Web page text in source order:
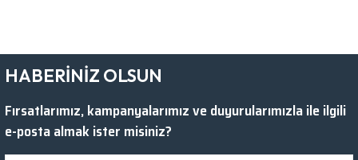
HABERİNİZ OLSUN
Fırsatlarımız, kampanyalarımız ve duyurularımızla ile ilgili
e-posta almak ister misiniz?